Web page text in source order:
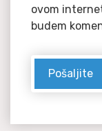
ovom
budem